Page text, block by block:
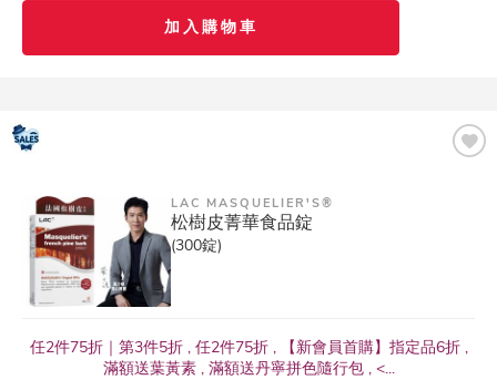
加入購物車
LAC MASQUELIER'S®
松樹皮菁華食品錠
(300錠)
任2件75折｜第3件5折 , 任2件75折 , 【新會員首購】指定品6折 ,
滿額送葉黃素 , 滿額送丹寧拼色隨行包 , <...